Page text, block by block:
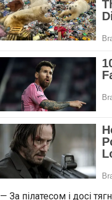
— За пілатесом і досі